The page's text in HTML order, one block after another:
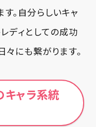
。自分らしいキャ
ディとしての成功
々にも繋がります。
キャラ系統